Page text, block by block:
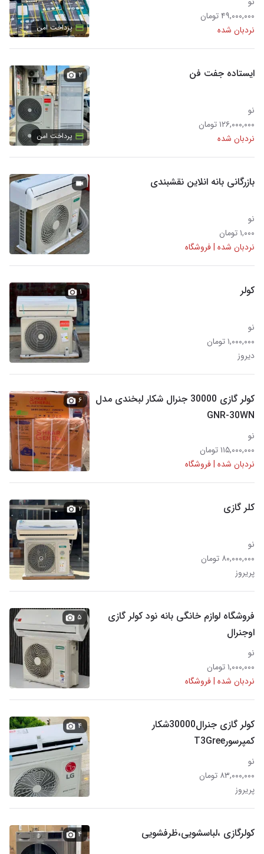
۴۹,۰۰۰,۰۰۰ تومان
نردبان شده
پرداخت امن
ایستاده جفت فن
نو
۱۲۶,۰۰۰,۰۰۰ تومان
نردبان شده
۲
پرداخت امن
بازرگانی بانه انلاین نقشبندی
نو
۱,۰۰۰ تومان
نردبان شده | فروشگاه
کولر
نو
۱,۰۰۰,۰۰۰ تومان
دیروز
۱
کولر گازی 30000 جنرال شکار لبخندی مدل
GNR-30WN
نو
۱۱۵,۰۰۰,۰۰۰ تومان
نردبان شده | فروشگاه
۶
کلر گازی
نو
۸۰,۰۰۰,۰۰۰ تومان
پریروز
۲
فروشگاه لوازم خانگی بانه نود کولر گازی
اوجنرال
نو
۱,۰۰۰,۰۰۰ تومان
نردبان شده | فروشگاه
۵
کولر گازی جنرال30000شکار
کمپرسورT3Gree
نو
۸۳,۰۰۰,۰۰۰ تومان
پریروز
۴
کولرگازی ،لباسشویی،ظرفشویی ۴